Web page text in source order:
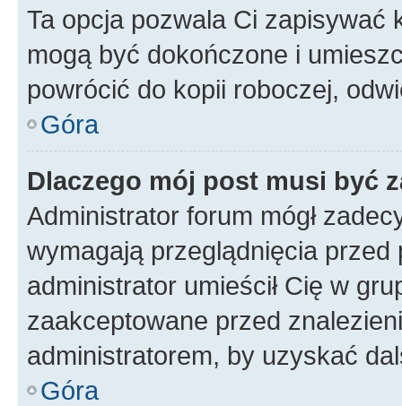
Ta opcja pozwala Ci zapisywać
mogą być dokończone i
powrócić do kopii roboczej,
Góra
Dlaczego mój post musi być
Administrator forum mógł
wymagają przeglądnięcia
administrator umieścił Cię w
zaakceptowane przed
administratorem, by uzyskać
Góra